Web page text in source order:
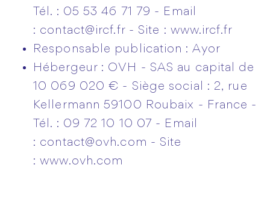
Tél. : 05 53 46 71 79 - Email
: contact@ircf.fr - Site : www.ircf.fr
Responsable publication : Ayor
Hébergeur : OVH - SAS au capital de
10 069 020 € - Siège social : 2, rue
Kellermann 59100 Roubaix - France -
Tél. : 09 72 10 10 07 - Email
: contact@ovh.com - Site
:www.ovh.com